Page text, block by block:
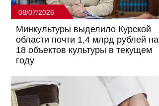
08/07/2026
Минкультуры выделило Курской
области почти 1,4 млрд рублей на
18 объектов культуры в текущем
году